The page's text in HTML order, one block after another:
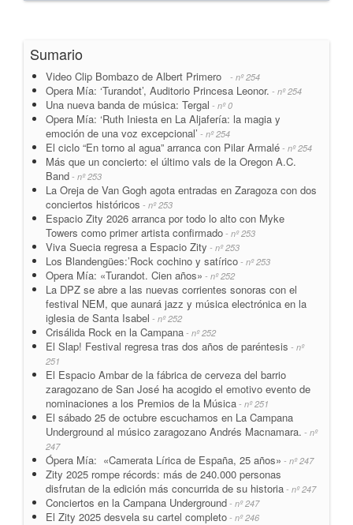
Sumario
Video Clip Bombazo de Albert Primero - nº 254
Opera Mía: ‘Turandot’, Auditorio Princesa Leonor. - nº 254
Una nueva banda de música: Tergal - nº 0
Opera Mía: ‘Ruth Iniesta en La Aljafería: la magia y
emoción de una voz excepcional’ - nº 254
El ciclo “En torno al agua” arranca con Pilar Armalé - nº 254
Más que un concierto: el último vals de la Oregon A.C.
Band - nº 253
La Oreja de Van Gogh agota entradas en Zaragoza con dos
conciertos históricos - nº 253
Espacio Zity 2026 arranca por todo lo alto con Myke
Towers como primer artista confirmado - nº 253
Viva Suecia regresa a Espacio Zity - nº 253
Los Blandengües:’Rock cochino y satírico - nº 253
Opera Mía: «Turandot. Cien años» - nº 252
La DPZ se abre a las nuevas corrientes sonoras con el
festival NEM, que aunará jazz y música electrónica en la
iglesia de Santa Isabel - nº 252
Crisálida Rock en la Campana - nº 252
El Slap! Festival regresa tras dos años de paréntesis - nº
251
El Espacio Ambar de la fábrica de cerveza del barrio
zaragozano de San José ha acogido el emotivo evento de
nominaciones a los Premios de la Música - nº 251
El sábado 25 de octubre escuchamos en La Campana
Underground al músico zaragozano Andrés Macnamara. - nº
247
Ópera Mía: «Camerata Lírica de España, 25 años» - nº 247
Zity 2025 rompe récords: más de 240.000 personas
disfrutan de la edición más concurrida de su historia - nº 247
Conciertos en la Campana Underground - nº 247
El Zity 2025 desvela su cartel completo - nº 246